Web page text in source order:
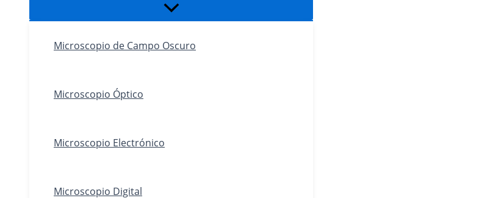
Alternar
Microscopio de Campo Oscuro
Microscopio Óptico
Microscopio Electrónico
Microscopio Digital